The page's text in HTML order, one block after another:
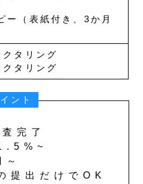
ー（表紙付き、3か月
タリング
タリング
ント
完了
～
提出だけでOK